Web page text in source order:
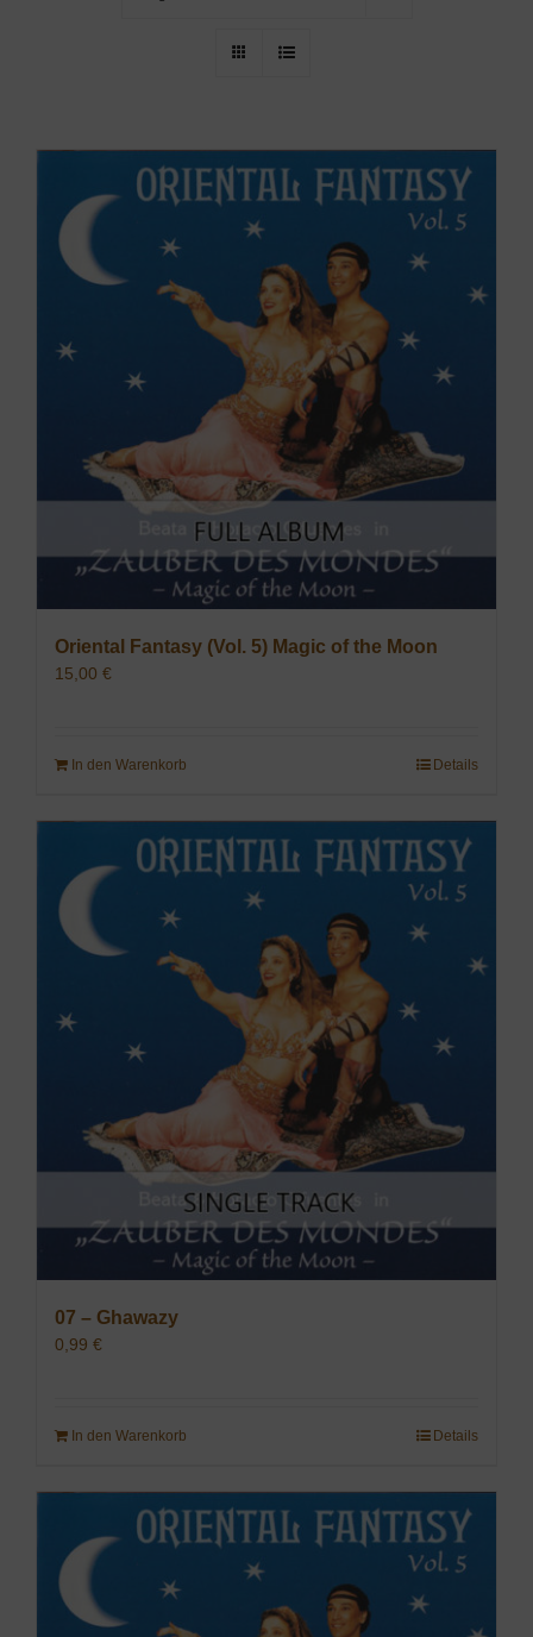
Oriental Fantasy (Vol. 5) Magic of the Moon
15,00 €
In den Warenkorb Details
07 – Ghawazy
0,99 €
In den Warenkorb Details